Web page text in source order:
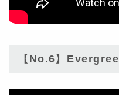
【No.6】